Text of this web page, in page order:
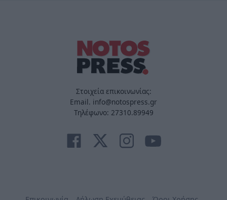
Στοιχεία επικοινωνίας:
Email. info@notospress.gr
Τηλέφωνο: 27310.89949